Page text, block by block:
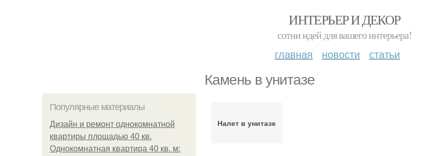
ИНТЕРЬЕР И ДЕКОР
сотни идей для вашего интерьера!
главная новости статьи
Камень в унитазе
Популярные материалы
Дизайн и ремонт однокомнатной
квартиры площадью 40 кв.
Однокомнатная квартира 40 кв. м:
Налет в унитазе